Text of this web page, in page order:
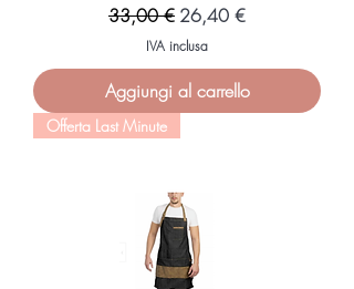
Prezzo regolare
33,00 € Prezzo scontato
26,40 €
IVA inclusa
Aggiungi al carrello
Offerta Last Minute